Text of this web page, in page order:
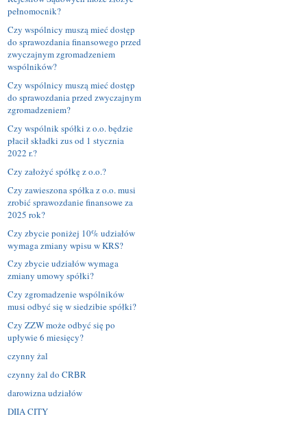
pełnomocnik?
Czy wspólnicy muszą mieć dostęp
do sprawozdania finansowego przed
zwyczajnym zgromadzeniem
wspólników?
Czy wspólnicy muszą mieć dostęp
do sprawozdania przed zwyczajnym
zgromadzeniem?
Czy wspólnik spółki z o.o. będzie
płacił składki zus od 1 stycznia
2022 r.?
Czy założyć spółkę z o.o.?
Czy zawieszona spółka z o.o. musi
zrobić sprawozdanie finansowe za
2025 rok?
Czy zbycie poniżej 10% udziałów
wymaga zmiany wpisu w KRS?
Czy zbycie udziałów wymaga
zmiany umowy spółki?
Czy zgromadzenie wspólników
musi odbyć się w siedzibie spółki?
Czy ZZW może odbyć się po
upływie 6 miesięcy?
czynny żal
czynny żal do CRBR
darowizna udziałów
DIIA CITY